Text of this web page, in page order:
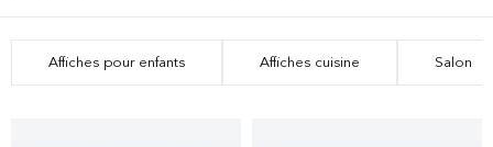
Affiches pour enfants Affiches cuisine Salon